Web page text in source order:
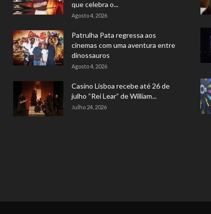
que celebra o...
Agosto 4, 2026
Patrulha Pata regressa aos
cinemas com uma aventura entre
dinossauros
Agosto 4, 2026
Casino Lisboa recebe até 26 de
julho “Rei Lear” de William...
Julho 24, 2026